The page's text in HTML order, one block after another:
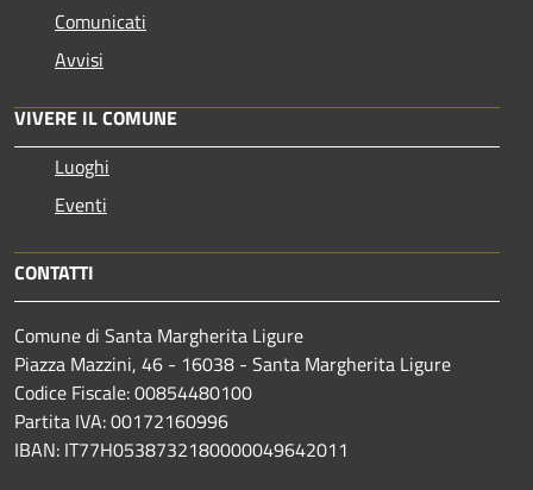
Comunicati
Avvisi
VIVERE IL COMUNE
Luoghi
Eventi
CONTATTI
Comune di Santa Margherita Ligure
Piazza Mazzini, 46 - 16038 - Santa Margherita Ligure
Codice Fiscale: 00854480100
Partita IVA: 00172160996
IBAN: IT77H0538732180000049642011